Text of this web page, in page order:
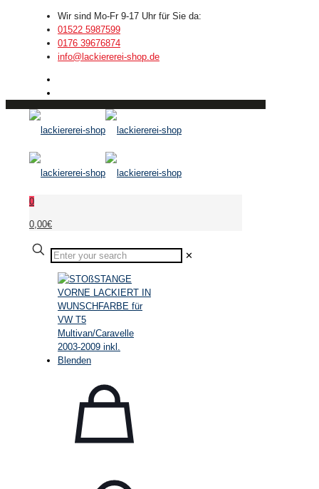
Wir sind Mo-Fr 9-17 Uhr für Sie da:
01522 5987599
0176 39676874
info@lackiererei-shop.de
0
0,00€
✕